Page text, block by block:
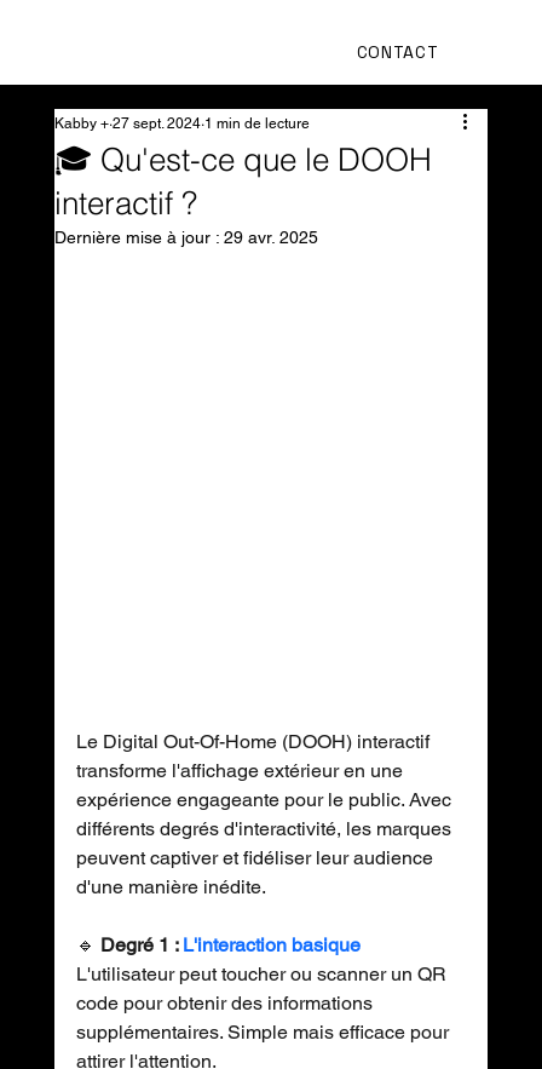
CONTACT
🎓 Qu'est-ce que le DOOH
interactif ?
Kabby + 27 sept. 2024 1 min de lecture
Dernière mise à jour : 29 avr. 2025
Le Digital Out-Of-Home (DOOH) interactif
transforme l'affichage extérieur en une
expérience engageante pour le public. Avec
différents degrés d'interactivité, les marques
peuvent captiver et fidéliser leur audience
d'une manière inédite.
🔹 Degré 1 : L'interaction basique
L'utilisateur peut toucher ou scanner un QR
code pour obtenir des informations
supplémentaires. Simple mais efficace pour
attirer l'attention.